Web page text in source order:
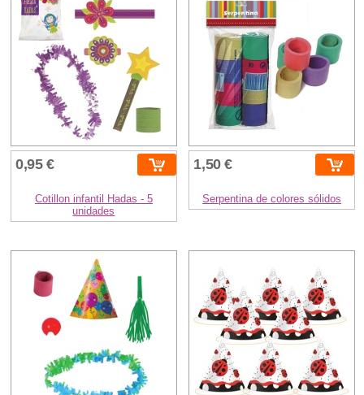
0,95 €
Cotillon infantil Hadas - 5
unidades
1,50 €
Serpentina de colores sólidos